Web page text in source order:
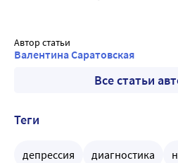
Автор статьи
Валентина Саратовская
Все статьи
Теги
депрессия диагностика